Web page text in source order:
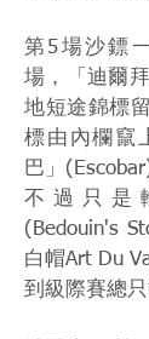
第5場沙鏢
場，「迪爾
地短途錦標
標由內欄竄
巴」
不過只是
(Bedouin's
白帽Art Du
到級際賽總只